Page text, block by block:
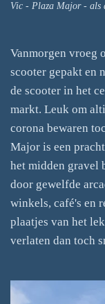
Vic - Plaza Major - als
Vanmorgen vroeg
scooter gepakt en
de scooter in het
markt. Leuk om
corona bewaren
Major is een
het midden gravel
door gewelfde
winkels, café's en
plaatjes van het
verlaten dan toch